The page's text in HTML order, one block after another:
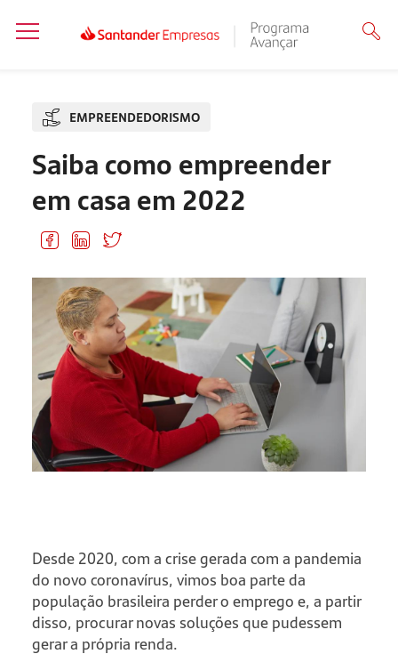
EMPREENDEDORISMO
Saiba como empreender
em casa em 2022
Desde 2020, com a crise gerada com a pandemia
do novo coronavírus, vimos boa parte da
população brasileira perder o emprego e, a partir
disso, procurar novas soluções que pudessem
gerar a própria renda.